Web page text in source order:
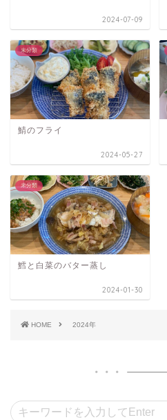
2024-07-09
未分類
鯖のフライ
2024-05-27
未分類
鱈と白菜のバター蒸し
2024-01-30
HOME 2024年